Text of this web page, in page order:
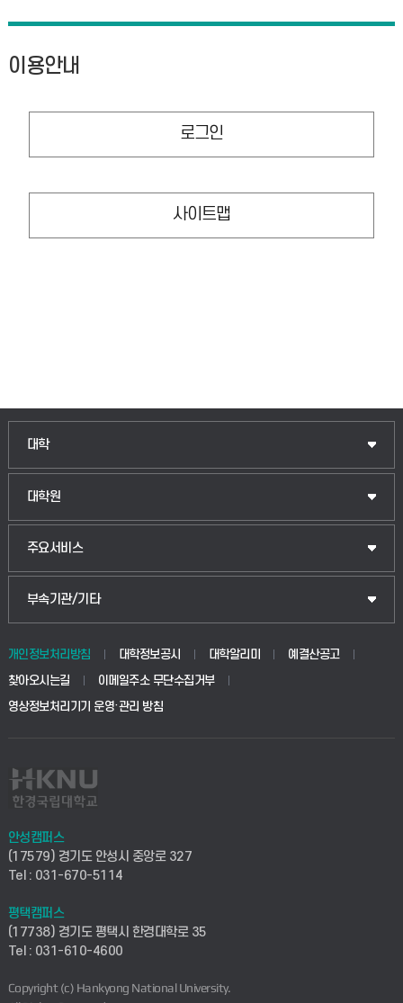
이용안내
로그인
사이트맵
대학
인문융합공공인재학부
법경영학부
생명공학부
사회안전시스템공학부
컴퓨터응용수학부
ICT로봇기계공학부
전자전기공학부
대학원
일반대학원
산업대학원
공공정책대학원
교육대학원
주요서비스
입학안내
웹메일
학사시스템(전문학사 및 전공심화)
사이버캠퍼스(전문학사 및 전공심화)
시설바로처리서비스
연구실안전관리시스템
산학연구관리시스템
부속기관/기타
중앙도서관
학생생활관(안성)
산학협력단
취업지원센터
창업지원센터
현장실습지원센터
개인정보처리방침 대학정보공시 대학알리미
예결산공고
찾아오시는길
이메일주소 무단수집거부
영상정보처리기기 운영·관리 방침
안성캠퍼스
(17579) 경기도 안성시 중앙로 327
Tel : 031-670-5114
평택캠퍼스
(17738) 경기도 평택시 한경대학로 35
Tel : 031-610-4600
Copyright (c) Hankyong National University.